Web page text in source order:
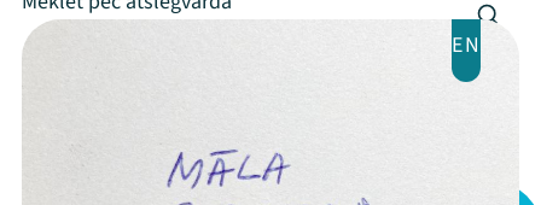
Kontakti
EN